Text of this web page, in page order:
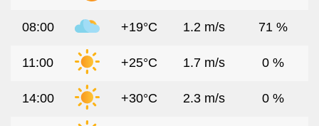
08:00 +19°C 1.2 m/s 71 %
11:00 +25°C 1.7 m/s 0 %
14:00 +30°C 2.3 m/s 0 %